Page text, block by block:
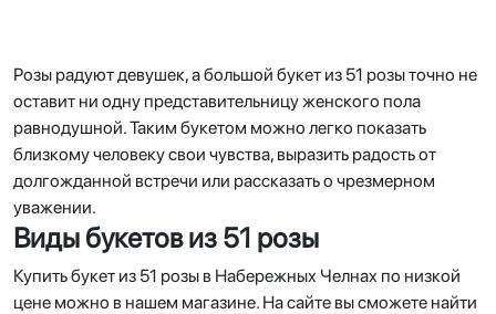
Розы радуют девушек, а большой букет из 51 розы точно не
оставит ни одну представительницу женского пола
равнодушной. Таким букетом можно легко показать
близкому человеку свои чувства, выразить радость от
долгожданной встречи или рассказать о чрезмерном
уважении.
Виды букетов из 51 розы
Купить букет из 51 розы в Набережных Челнах по низкой
цене можно в нашем магазине. На сайте вы сможете найти